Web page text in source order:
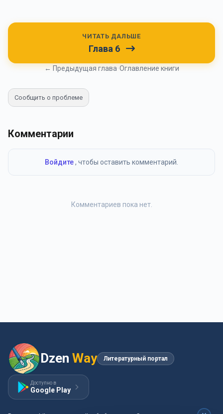
ЧИТАТЬ ДАЛЬШЕ
Глава 6
← Предыдущая глава Оглавление книги
Сообщить о проблеме
Комментарии
Войдите, чтобы оставить комментарий.
Комментариев пока нет.
Dzen Way Литературный портал
Доступно в
Google Play